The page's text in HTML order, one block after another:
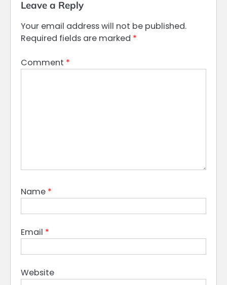
Leave a Reply
Your email address will not be published.
Required fields are marked *
Comment *
Name *
Email *
Website